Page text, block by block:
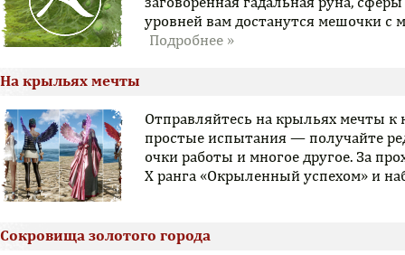
уровней вам достанутся мешочки с
На крыльях мечты
Отправляйтесь на крыльях мечты
простые испытания — получайте
очки работы и многое другое. За
X ранга «Окрыленный успехом» и
Сокровища золотого города